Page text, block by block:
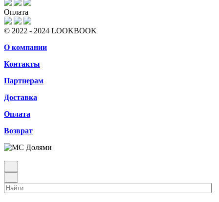
Оплата
© 2022 - 2024 LOOKBOOK
О компании
Контакты
Партнерам
Доставка
Оплата
Возврат